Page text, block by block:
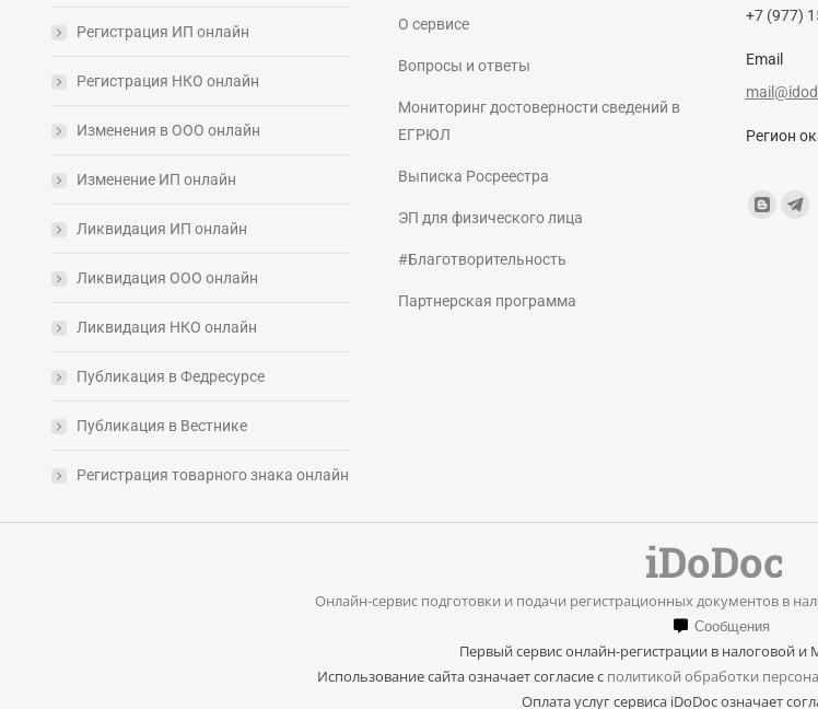
Регистрация ИП онлайн
Регистрация НКО онлайн
Изменения в ООО онлайн
Изменение ИП онлайн
Ликвидация ИП онлайн
Ликвидация ООО онлайн
Ликвидация НКО онлайн
Публикация в Федресурсе
Публикация в Вестнике
Регистрация товарного знака онлайн
О сервисе
Вопросы и ответы
Мониторинг достоверности сведений в
ЕГРЮЛ
Выписка Росреестра
ЭП для физического лица
#Благотворительность
Партнерская программа
+7 (977)
Email
Регион
Find us on:
Blogger
Онлайн-сервис подготовки и подачи регистрационных документов в
Сообщения
Первый сервис онлайн-регистрации в налоговой и
Использование сайта означает согласие с политикой обработки
Оплата услуг сервиса iDoDoc означает